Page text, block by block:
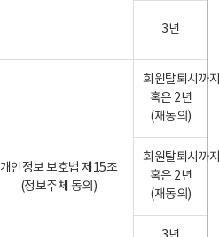
3년
개인정보 보호법 제15조
(정보주체 동의)
회원탈퇴시까
혹은 2년
(재동의)
회원탈퇴시까
혹은 2년
(재동의)